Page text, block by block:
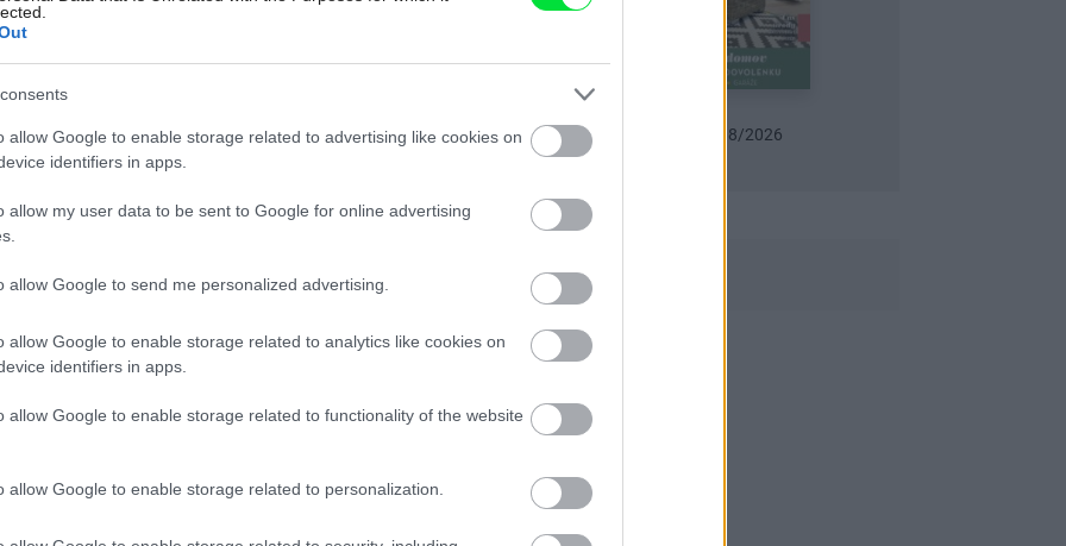
allow Google to enable storage related to advertising like cookies on
identifiers in apps.
allow my user data to be sent to Google for online advertising
allow Google to send me personalized advertising.
allow Google to enable storage related to analytics like cookies on
identifiers in apps.
allow Google to enable storage related to functionality of the website
allow Google to enable storage related to personalization.
kusy nábytku napadnuté
ísť bez ľútosti preč.
môžete dostať kúpiť kusy, ktoré sú
dokončiť, upraviť. Takéto skrinky a
si ich dotvoriť podľa vlastnej
a zručnosti
Môj dom 07-08/2026 Urob si sám 6/2026
Môj dom Špeciál 02/2026